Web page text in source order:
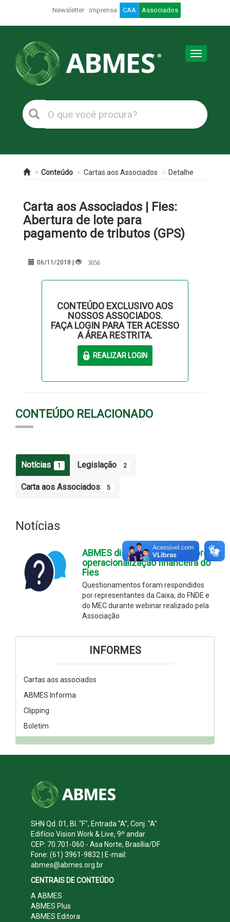
Newsletter Imprensa CAA Associados
Toggle
Conteúdo Cartas aos Associados Detalhe
Carta aos Associados | Fies:
Abertura de lote para
pagamento de tributos (GPS)
06/11/2018 | 3056
CONTEÚDO EXCLUSIVO AOS
NOSSOS ASSOCIADOS.
FAÇA LOGIN PARA TER ACESSO
A ÁREA RESTRITA.
CONTEÚDO RELACIONADO
Notícias 1 Legislação 2
Carta aos Associados 5
Notícias
ABMES disponibiliza FAQ sobre
operacionalização financeira do
Fies
Questionamentos foram respondidos
por representantes da Caixa, do FNDE e
do MEC durante webinar realizado pela
Associação
INFORMES
Cartas aos associados
ABMES Informa
Clipping
Boletim
SHN Qd. 01, Bl. "F", Entrada "A", Conj. "A"
Edifício Vision Work & Live, 9º andar
CEP: 70.701-060 - Asa Norte, Brasília/DF
Fone: (61) 3961-9832 | E-mail:
abmes@abmes.org.br
CENTRAIS DE CONTEÚDO
A ABMES
ABMES Plus
ABMES Editora